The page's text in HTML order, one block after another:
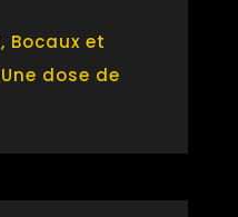
, Bocaux et
Une dose de